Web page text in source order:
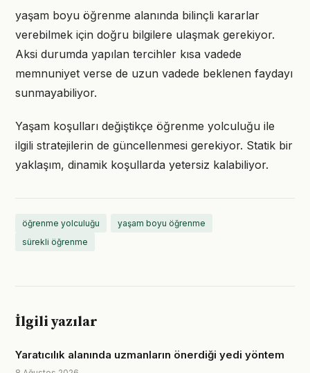
yaşam boyu öğrenme alanında bilinçli kararlar
verebilmek için doğru bilgilere ulaşmak gerekiyor.
Aksi durumda yapılan tercihler kısa vadede
memnuniyet verse de uzun vadede beklenen faydayı
sunmayabiliyor.
Yaşam koşulları değiştikçe öğrenme yolculuğu ile
ilgili stratejilerin de güncellenmesi gerekiyor. Statik bir
yaklaşım, dinamik koşullarda yetersiz kalabiliyor.
öğrenme yolculuğu
yaşam boyu öğrenme
sürekli öğrenme
İlgili yazılar
Yaratıcılık alanında uzmanların önerdiği yedi yöntem